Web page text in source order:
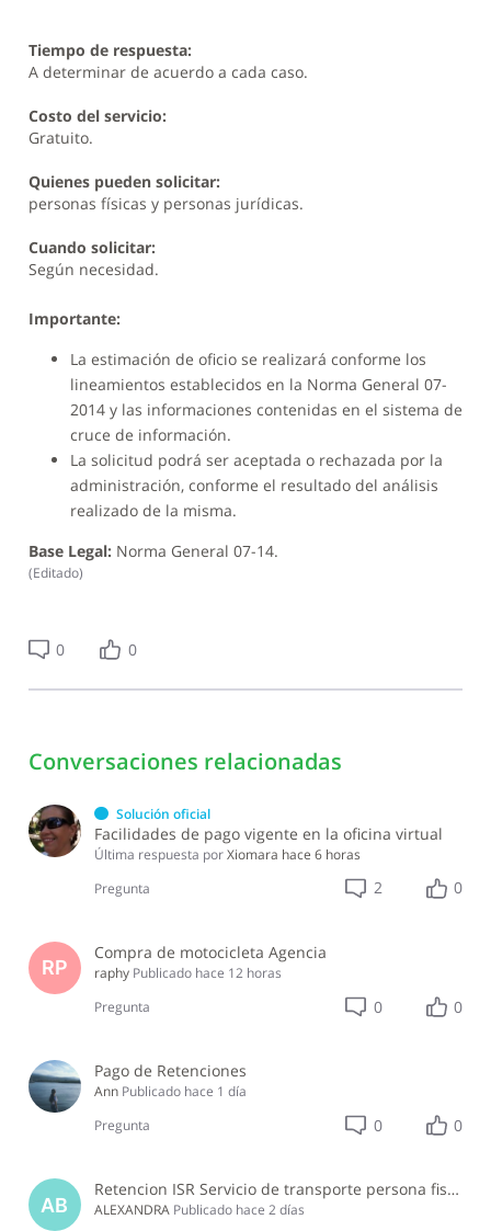
Tiempo de respuesta:
A determinar de acuerdo a cada caso.
Costo del servicio:
Gratuito.
Quienes pueden solicitar:
personas físicas y personas jurídicas.
Cuando solicitar:
Según necesidad.
Importante:
La estimación de oficio se realizará conforme los
lineamientos establecidos en la Norma General 07-
2014 y las informaciones contenidas en el sistema de
cruce de información.
La solicitud podrá ser aceptada o rechazada por la
administración, conforme el resultado del análisis
realizado de la misma.
Base Legal:Norma General 07-14.
(Editado)
0 0
Conversaciones relacionadas
Solución oficial
Facilidades de pago vigente en la oficina virtual
Última respuesta porXiomara hace 6 horas
Pregunta
2 0
RP
Compra de motocicleta Agencia
raphy Publicado hace 12 horas
Pregunta
0 0
Pago de Retenciones
Ann Publicado hace 1 día
Pregunta
0 0
AB
Retencion ISR Servicio de transporte persona fisica
ALEXANDRA Publicado hace 2 días